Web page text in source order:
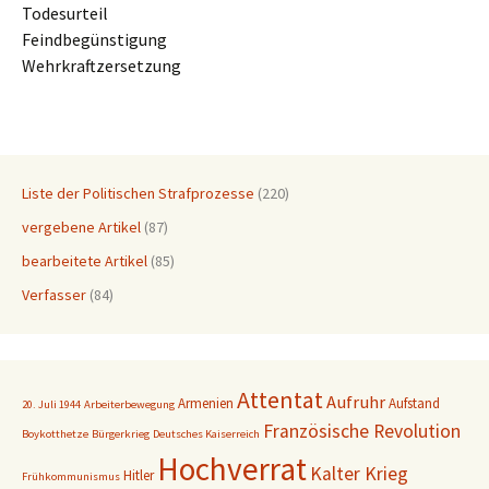
Todesurteil
Feindbegünstigung
Wehrkraftzersetzung
Liste der Politischen Strafprozesse (220)
vergebene Artikel (87)
bearbeitete Artikel (85)
Verfasser (84)
20. Juli 1944 Arbeiterbewegung Armenien AttentatAufruhrAufstand
Boykotthetze Bürgerkrieg Deutsches Kaiserreich Französische Revolution
Frühkommunismus Hitler Hochverrat Kalter Krieg